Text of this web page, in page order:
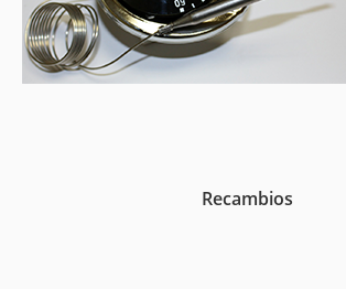
Recambios